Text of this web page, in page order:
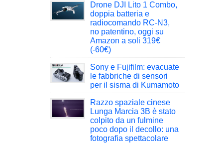
Drone DJI Lito 1 Combo,
doppia batteria e
radiocomando RC-N3,
no patentino, oggi su
Amazon a soli 319€
(-60€)
Sony e Fujifilm: evacuate
le fabbriche di sensori
per il sisma di Kumamoto
Razzo spaziale cinese
Lunga Marcia 3B è stato
colpito da un fulmine
poco dopo il decollo: una
fotografia spettacolare